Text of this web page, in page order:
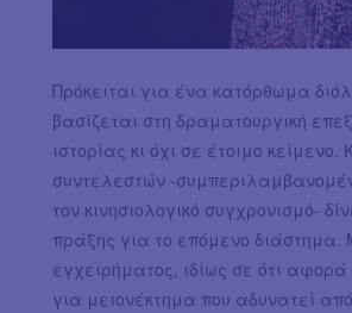
Πρόκειται για ένα κατόρθωμα
βασίζεται στη δραματουργική
ιστορίας κι όχι σε έτοιμο
συντελεστών -
τον κινησιολογικό συγχρονισμό-
πράξης για το επόμενο διάστημα.
εγχειρήματος, ιδίως σε ότι
για μειονέκτημα που αδυνατεί